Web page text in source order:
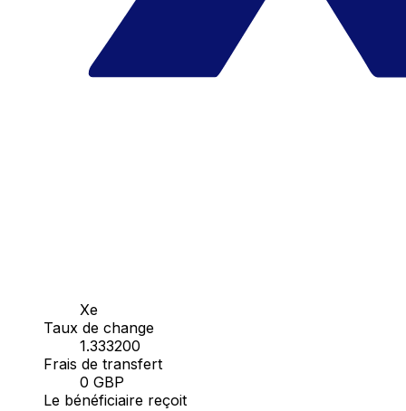
Xe
Taux de change
1.333200
Frais de transfert
0 GBP
Le bénéficiaire reçoit